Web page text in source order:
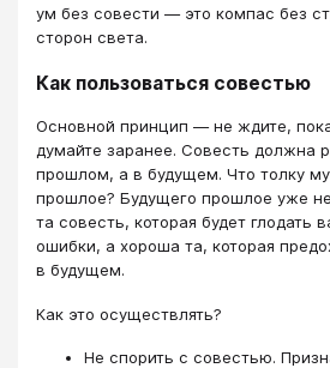
ум без совести — это компас без
сторон света.
Как пользоваться совестью
Основной принцип — не ждите,
думайте заранее. Совесть должна
прошлом, а в будущем. Что толку
прошлое? Будущего прошлое уже
та совесть, которая будет глодать
ошибки, а хороша та, которая
в будущем.
Как это осуществлять?
Не спорить с совестью.